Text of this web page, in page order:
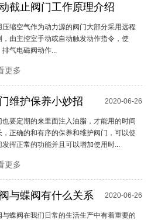
截止阀门工作原理介绍
压缩空气作为动力源的阀门大部分采用远程
，由主控室手动或自动触发动作指令，使
气电磁阀动作...
更多
维护保养小妙招 2020-06-26
也要定期的来里面注入油脂，才能用的时间
，正确的和有序的保养和维护阀门，可以使
发挥正常的功能并且可以增加使用时...
更多
与蝶阀有什么关系 2020-06-26
与蝶阀在我们日常的生活生产中有着重要的